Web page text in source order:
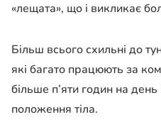
«лещата», що і викликає
Більш всього схильні до
які багато працюють за
більше п’яти годин на
положення тіла.